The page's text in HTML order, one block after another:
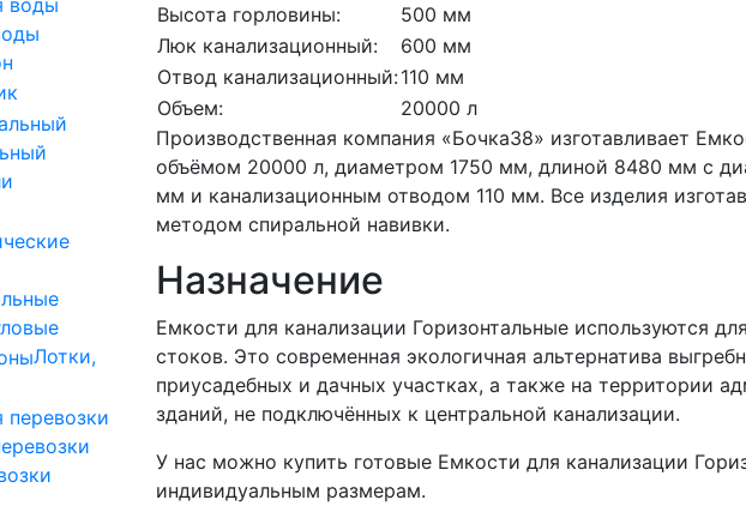
Лотки,
Высота горловины:
500 мм
Люк канализационный:
600 мм
Отвод канализационный:110 мм
Объем:
20000 л
Производственная компания «Бочка38» изготавливает
объёмом 20000 л, диаметром 1750 мм, длиной 8480 мм с
мм и канализационным отводом 110 мм. Все изделия
методом спиральной навивки.
Назначение
Емкости для канализации Горизонтальные используются
стоков. Это современная экологичная альтернатива
приусадебных и дачных участках, а также на территории
зданий, не подключённых к центральной канализации.
У нас можно купить готовые Емкости для канализации
индивидуальным размерам.